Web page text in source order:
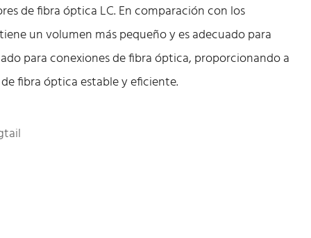
de fibra óptica LC. En comparación con los
un volumen más pequeño y es adecuado para
para conexiones de fibra óptica, proporcionando a
fibra óptica estable y eficiente.